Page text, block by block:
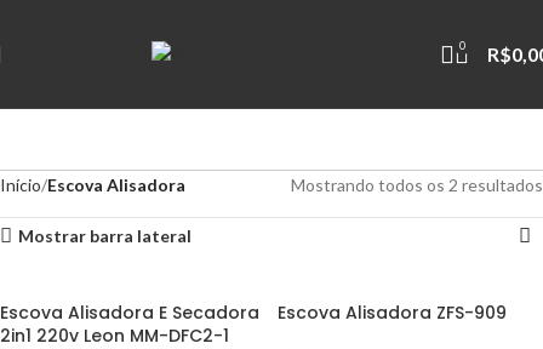
0 R$
Início Escova Alisadora Mostrando todos os 2 resultados
Mostrar barra lateral
Escova Alisadora E Secadora
2in1 220v Leon MM-DFC2-1
Escova Alisadora ZFS-909